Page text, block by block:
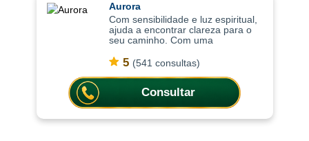
Aurora
Com sensibilidade e luz espiritual,
ajuda a encontrar clareza para o
seu caminho. Com uma
consultas ajudam a compreender
situações, trazer mais leveza
emocional
5 (541 consultas)
Consultar